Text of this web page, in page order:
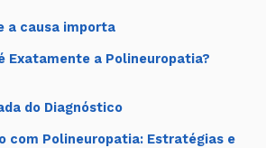
a causa importa
Exatamente a Polineuropatia?
do Diagnóstico
com Polineuropatia: Estratégias e